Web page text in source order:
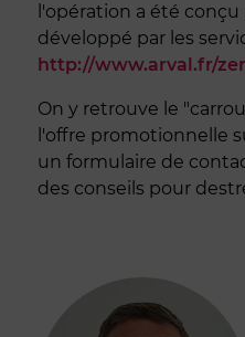
l'opération a été
développé par les
http://www.arval.fr/
On y retrouve le
l'offre promotionnelle
un formulaire de
des conseils pour